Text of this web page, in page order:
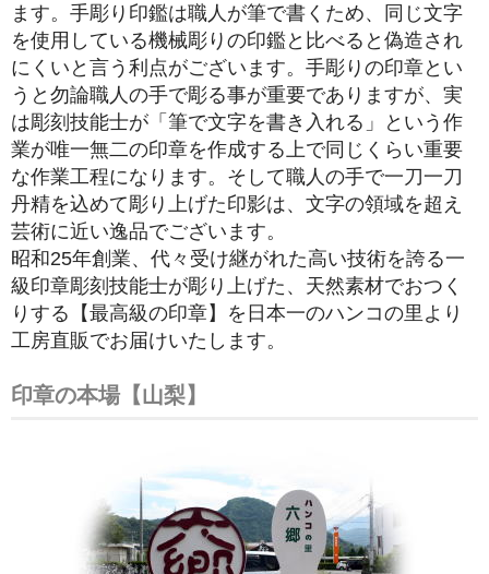
ます。手彫り印鑑は職人が筆で書くため、同じ文字
を使用している機械彫りの印鑑と比べると偽造され
にくいと言う利点がございます。手彫りの印章とい
うと勿論職人の手で彫る事が重要でありますが、実
は彫刻技能士が「筆で文字を書き入れる」という作
業が唯一無二の印章を作成する上で同じくらい重要
な作業工程になります。そして職人の手で一刀一刀
丹精を込めて彫り上げた印影は、文字の領域を超え
芸術に近い逸品でございます。
昭和25年創業、代々受け継がれた高い技術を誇る一
級印章彫刻技能士が彫り上げた、天然素材でおつく
りする【最高級の印章】を日本一のハンコの里より
工房直販でお届けいたします。
印章の本場【山梨】